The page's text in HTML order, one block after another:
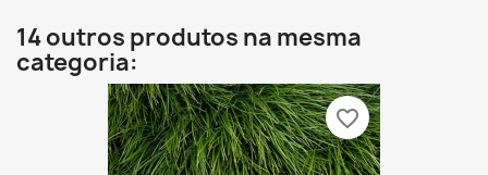
14 outros produtos na mesma
categoria:
favorite_border